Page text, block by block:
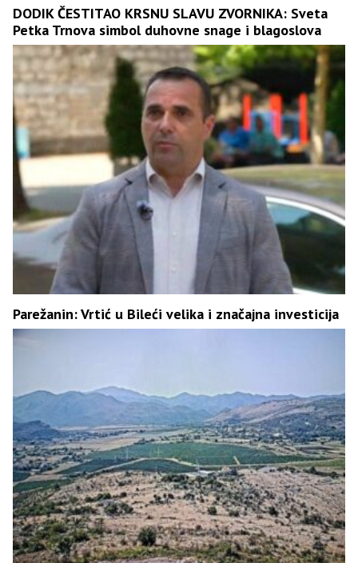
DODIK ČESTITAO KRSNU SLAVU ZVORNIKA: Sveta
Petka Trnova simbol duhovne snage i blagoslova
Parežanin: Vrtić u Bileći velika i značajna investicija